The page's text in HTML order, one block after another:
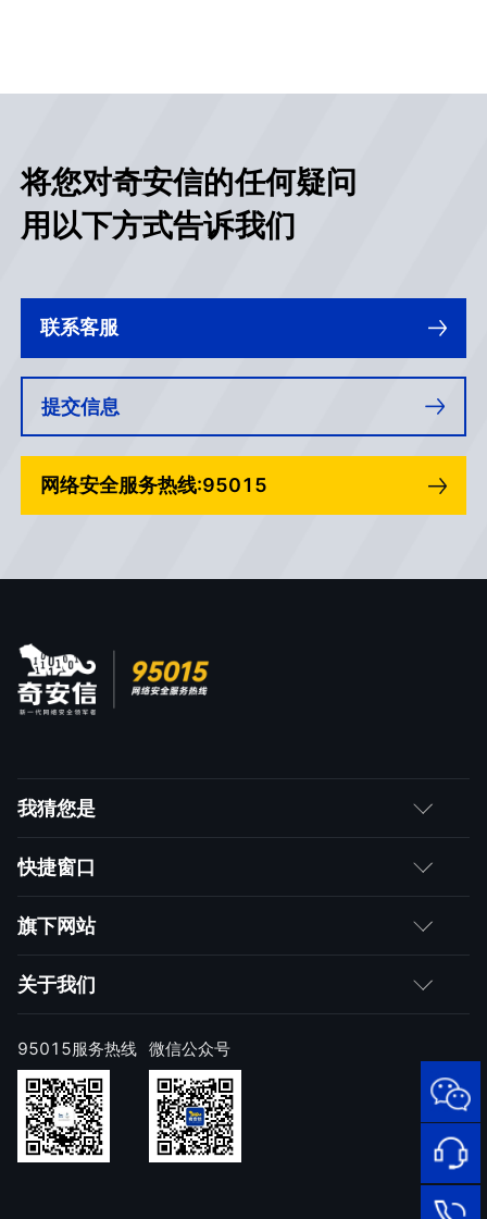
95015
网络安
全服务
热线
在线客
将您对奇安信的任何疑问
用以下方式告诉我们
联系客服
提交信息
网络安全服务热线:95015
我猜您是
客户
合作伙伴
求职者
快捷窗口
如何购买
产品注册与激活
样本上报
奇安信天守安全软件
顽固病毒专杀工具
旗下网站
网神
技术研究院
威胁情报中心
补天漏洞响应平台
关于我们
公司简介
公司新闻
发展历程
95015服务热线 微信公众号